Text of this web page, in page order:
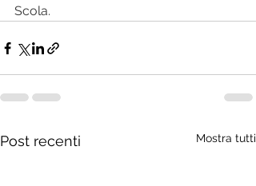
Scola.
Post recenti Mostra tutti